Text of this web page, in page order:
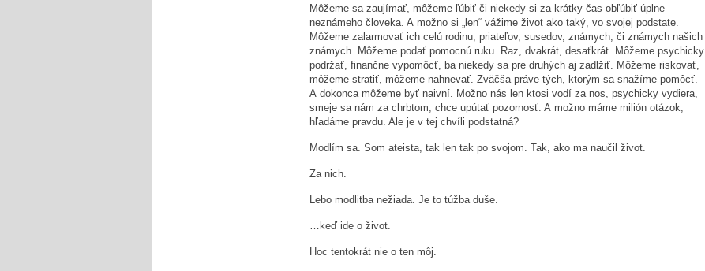
Môžeme sa zaujímať, môžeme ľúbiť či niekedy si za krátky čas obľúbiť úplne
neznámeho človeka. A možno si „len“ vážime život ako taký, vo svojej podstate.
Môžeme zalarmovať ich celú rodinu, priateľov, susedov, známych, či známych našich
známych. Môžeme podať pomocnú ruku. Raz, dvakrát, desaťkrát. Môžeme psychicky
podržať, finančne vypomôcť, ba niekedy sa pre druhých aj zadlžiť. Môžeme riskovať,
môžeme stratiť, môžeme nahnevať. Zväčša práve tých, ktorým sa snažíme pomôcť.
A dokonca môžeme byť naivní. Možno nás len ktosi vodí za nos, psychicky vydiera,
smeje sa nám za chrbtom, chce upútať pozornosť. A možno máme milión otázok,
hľadáme pravdu. Ale je v tej chvíli podstatná?
Modlím sa. Som ateista, tak len tak po svojom. Tak, ako ma naučil život.
Za nich.
Lebo modlitba nežiada. Je to túžba duše.
…keď ide o život.
Hoc tentokrát nie o ten môj.